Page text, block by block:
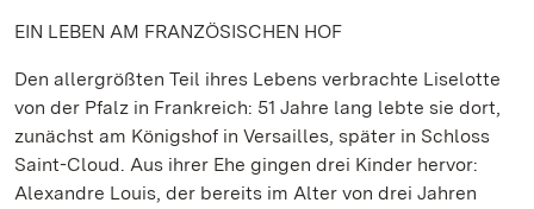
EIN LEBEN AM FRANZÖSISCHEN HOF
Den allergrößten Teil ihres Lebens verbrachte Liselotte
von der Pfalz in Frankreich: 51 Jahre lang lebte sie dort,
zunächst am Königshof in Versailles, später in Schloss
Saint-Cloud. Aus ihrer Ehe gingen drei Kinder hervor:
Alexandre Louis, der bereits im Alter von drei Jahren